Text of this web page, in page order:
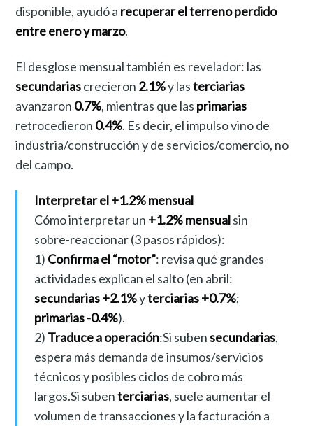
disponible, ayudó a recuperar el terreno perdido
entre enero y marzo.
El desglose mensual también es revelador: las
secundariascrecieron 2.1%y lasterciarias
avanzaron 0.7%, mientras que las primarias
retrocedieron 0.4%. Es decir, el impulso vino de
industria/construcción y de servicios/comercio, no
del campo.
Interpretar el +1.2% mensual
Cómo interpretar un +1.2% mensualsin
sobre-reaccionar (3 pasos rápidos):
1) Confirma el “motor”: revisa qué grandes
actividades explican el salto (en abril:
secundarias +2.1%yterciarias +0.7%;
primarias -0.4%).
2) Traduce a operación:Si subensecundarias,
espera más demanda de insumos/servicios
técnicos y posibles ciclos de cobro más
largos.Si subenterciarias, suele aumentar el
volumen de transacciones y la facturación a